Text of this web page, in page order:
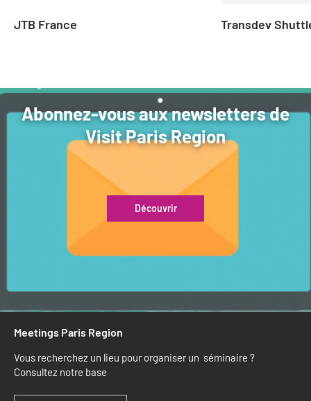
JTB France Transdev
Abonnez-vous aux newsletters de
Visit Paris Region
Découvrir
Meetings Paris Region
Vous recherchez un lieu pour organiser un séminaire ?
Consultez notre base